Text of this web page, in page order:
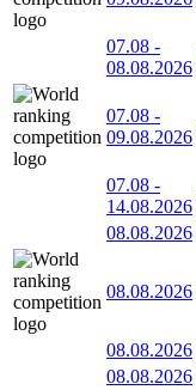
07.08 -
08.08.2026
07.08 -
09.08.2026
07.08 -
14.08.2026
08.08.2026
08.08.2026
08.08.2026
08.08.2026